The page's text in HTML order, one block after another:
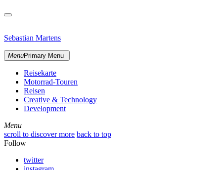
close
content
Sebastian Martens
MenuPrimary Menu
Reisekarte
Motorrad-Touren
Reisen
Creative & Technology
Development
Menu
Menu
scroll to discover more back to top
Follow
twitter